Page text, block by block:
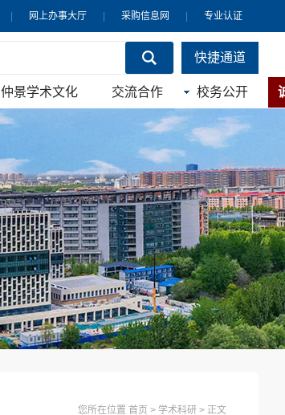
专业认证
采购信息网
网上办事大厅
快捷通道
仲景学术文化 交流合作 校务公开
您所在位置 首页 > 学术科研 > 正文